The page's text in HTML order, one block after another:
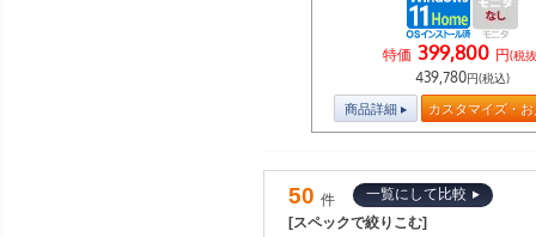
特価 399,800 円(税
439,780円(税込)
商品詳細 カスタマイズ・
50 件
一覧にして比較
[スペックで絞りこむ]